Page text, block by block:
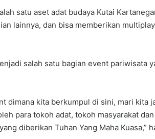
satu aset adat budaya Kutai
lainnya, dan bisa memberikan
salah satu bagian event pariwisata
dimana kita berkumpul di sini, mari kita
para tokoh adat, tokoh masyarakat
diberikan Tuhan Yang Maha Kuasa,”